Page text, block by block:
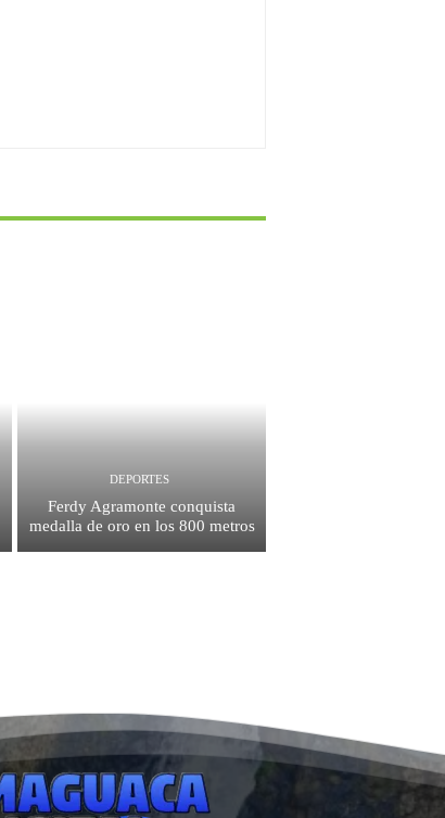
DEPORTES
Ferdy Agramonte conquista
medalla de oro en los 800 metros